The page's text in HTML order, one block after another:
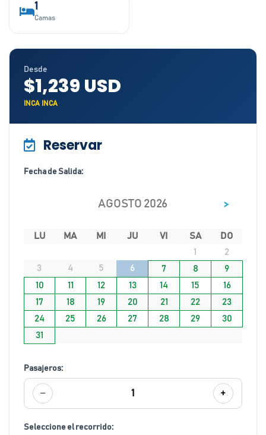
1
Camas
Desde
$1,239 USD
INCA INCA
Reservar
Fecha de Salida:
AGOSTO 2026 >
LU MA MI JU VI SA
DO
1
2
3
4 5 6 7 8
9
10
11 12 13 14 15
16
17
18 19 20 21 22
23
24
25 26 27 28 29
30
31
Pasajeros:
− 1 +
Seleccione el recorrido: